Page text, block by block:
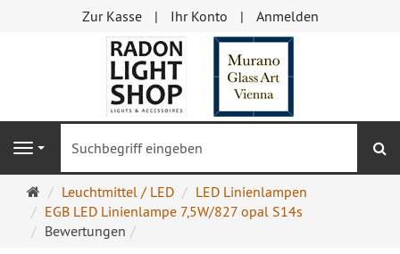
Zur Kasse Ihr Konto Anmelden
Navigation
Startseite
Leuchtmittel / LED
LED Linienlampen
EGB LED Linienlampe 7,5W/827 opal S14s
Bewertungen